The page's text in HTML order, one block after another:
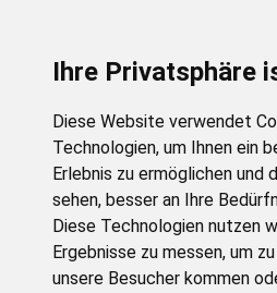
Ihre Privatsphäre
Diese Website verwendet
Technologien, um Ihnen ein
Erlebnis zu ermöglichen und
sehen, besser an Ihre
Diese Technologien nutzen
Ergebnisse zu messen, um
unsere Besucher kommen